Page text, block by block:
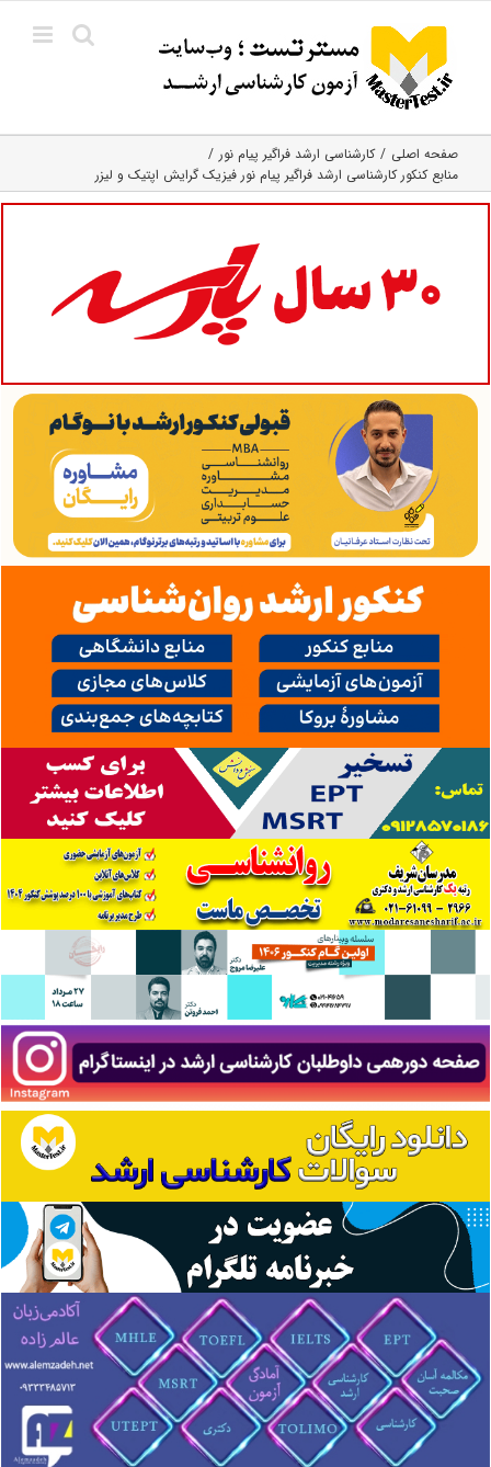
content
صفحه اصلی
کارشناسی ارشد فراگیر پیام نور
منابع کنکور کارشناسی ارشد فراگیر پیام نور فیزیک گرایش اپتیک و لیزر